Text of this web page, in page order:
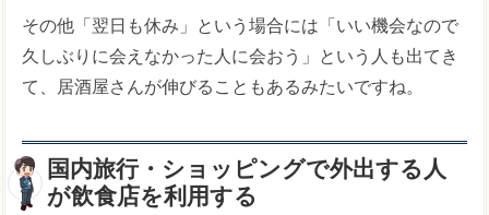
その他「翌日も休み」という場合には「いい機会なので
久しぶりに会えなかった人に会おう」という人も出てき
て、居酒屋さんが伸びることもあるみたいですね。
国内旅行・ショッピングで外出する人
が飲食店を利用する